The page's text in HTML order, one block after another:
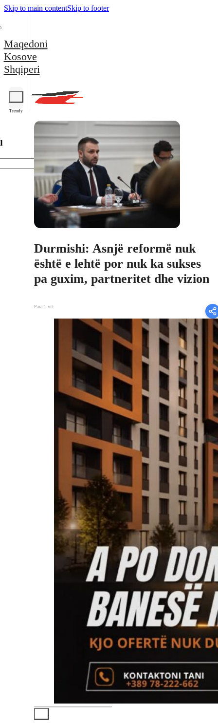
Skip to main contentSkip to footer
Maqedoni
Kosove
Shqiperi
Trendy
Durmishi: Asnjë reformë nuk
është e lehtë por nuk ka sukses
pa guxim, partneritet dhe vizion
Para 1 vit